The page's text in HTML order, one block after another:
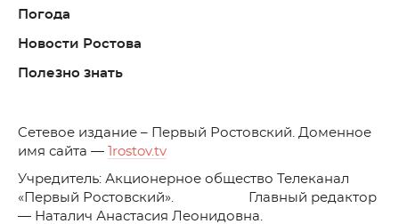
Погода
Новости Ростова
Полезно знать
Cетевое издание – Первый Ростовский. Доменное
имя сайта —
1rostov.tv
Учредитель: Акционерное общество Телеканал
«Первый Ростовский». Главный редактор
— Наталич Анастасия Леонидовна.